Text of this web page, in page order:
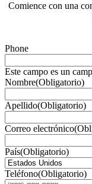
Comience con una
Phone
Este campo es un
Nombre(Obligatorio)
Apellido(Obligatorio)
Correo electrónico
País(Obligatorio)
Teléfono(Obligatorio)